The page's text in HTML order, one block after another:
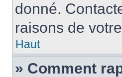
donné.
raisons de
Haut
» Comment